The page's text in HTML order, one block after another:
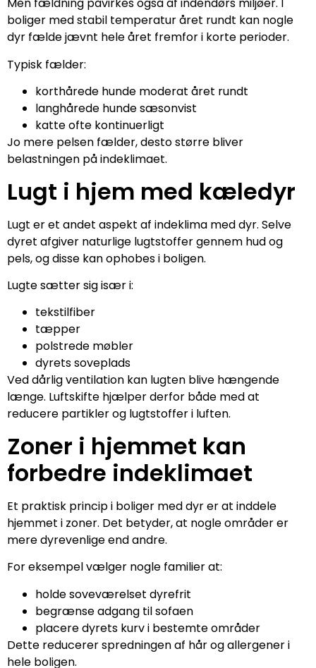
Men fældning påvirkes også af indendørs miljøer. I
boliger med stabil temperatur året rundt kan nogle
dyr fælde jævnt hele året fremfor i korte perioder.
Typisk fælder:
korthårede hunde moderat året rundt
langhårede hunde sæsonvist
katte ofte kontinuerligt
Jo mere pelsen fælder, desto større bliver
belastningen på indeklimaet.
Lugt i hjem med kæledyr
Lugt er et andet aspekt af indeklima med dyr. Selve
dyret afgiver naturlige lugtstoffer gennem hud og
pels, og disse kan ophobes i boligen.
Lugte sætter sig især i:
tekstilfiber
tæpper
polstrede møbler
dyrets soveplads
Ved dårlig ventilation kan lugten blive hængende
længe. Luftskifte hjælper derfor både med at
reducere partikler og lugtstoffer i luften.
Zoner i hjemmet kan
forbedre indeklimaet
Et praktisk princip i boliger med dyr er at inddele
hjemmet i zoner. Det betyder, at nogle områder er
mere dyrevenlige end andre.
For eksempel vælger nogle familier at:
holde soveværelset dyrefrit
begrænse adgang til sofaen
placere dyrets kurv i bestemte områder
Dette reducerer spredningen af hår og allergener i
hele boligen.